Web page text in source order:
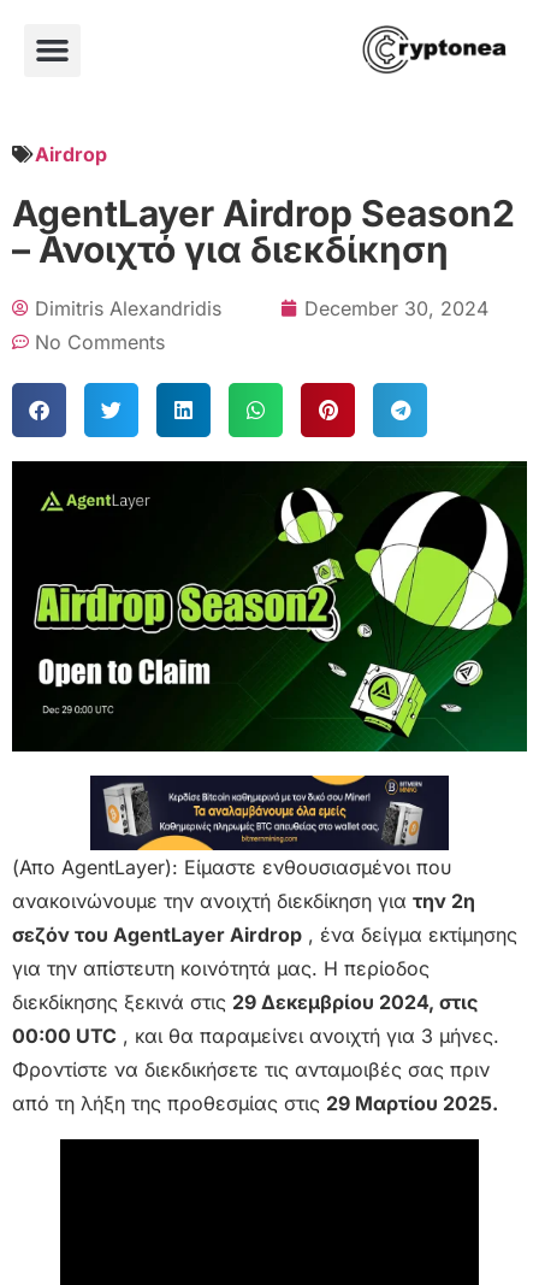
Airdrop
AgentLayer Airdrop Season2
– Ανοιχτό για διεκδίκηση
Dimitris Alexandridis
December 30, 2024
No Comments
(Απο AgentLayer): Είμαστε ενθουσιασμένοι που
ανακοινώνουμε την ανοιχτή διεκδίκηση για την 2η
σεζόν του AgentLayer Airdrop , ένα δείγμα εκτίμησης
για την απίστευτη κοινότητά μας. Η περίοδος
διεκδίκησης ξεκινά στις 29 Δεκεμβρίου 2024, στις
00:00 UTC , και θα παραμείνει ανοιχτή για 3 μήνες.
Φροντίστε να διεκδικήσετε τις ανταμοιβές σας πριν
από τη λήξη της προθεσμίας στις 29 Μαρτίου 2025.